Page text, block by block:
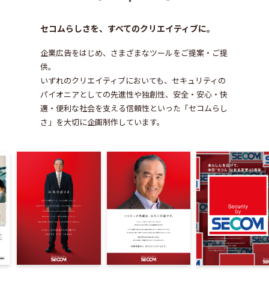
セコムらしさを、すべてのクリエイティブに。
企業広告をはじめ、さまざまなツールをご提案・ご提
供。
いずれのクリエイティブにおいても、セキュリティの
パイオニアとしての先進性や独創性、 安全・安心・快
適・便利な社会を支える信頼性といった 「セコムらし
さ」を大切に企画制作しています。